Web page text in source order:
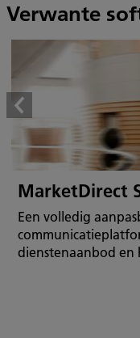
Verwante
MarketDirect
Een volledig
dienstenaanbod